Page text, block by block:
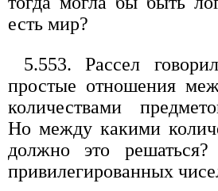
есть мир?
5.553. Рассел
простые отношения
количествами
Но между какими
должно это
привилегированных